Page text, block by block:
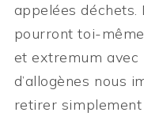
appelées déchets.
pourront toi-
et extremum
d’allogènes nous
retirer